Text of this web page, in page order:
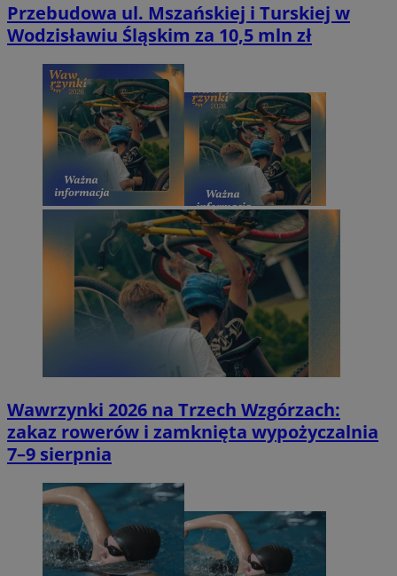
Przebudowa ul. Mszańskiej i Turskiej w
Wodzisławiu Śląskim za 10,5 mln zł
Wawrzynki 2026 na Trzech Wzgórzach:
zakaz rowerów i zamknięta wypożyczalnia
7–9 sierpnia